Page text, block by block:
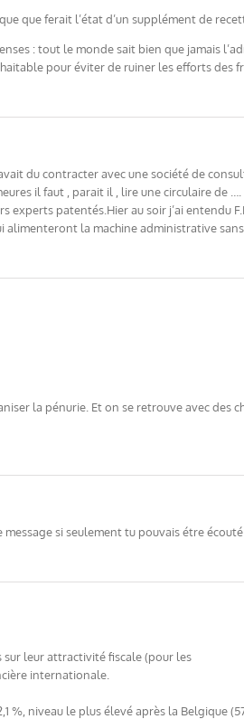
que ferait l’état d’un supplément de
: tout le monde sait bien que jamais
pour éviter de ruiner les efforts des
du contracter avec une société de
il faut , parait il , lire une circulaire de
patentés.Hier au soir j’ai entendu
la machine administrative
la pénurie. Et on se retrouve avec des
si seulement tu pouvais étre
sur leur attractivité fiscale (pour les
internationale.
%, niveau le plus élevé après la Belgique